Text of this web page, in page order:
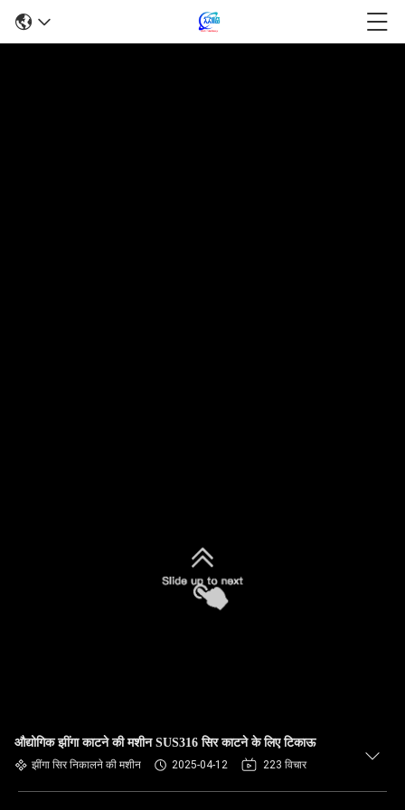
औद्योगिक झींगा काटने की मशीन SUS316 सिर काटने के लिए टिकाऊ
झींगा सिर निकालने की मशीन 2025-04-12 223 विचार